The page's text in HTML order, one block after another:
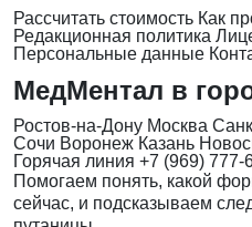
Рассчитать стоимость Как
Редакционная политика
Персональные данные
МедМентал в
Ростов-на-Дону Москва
Сочи Воронеж Казань
Горячая линия +7 (969) 777-
Помогаем понять, какой
сейчас, и подсказываем